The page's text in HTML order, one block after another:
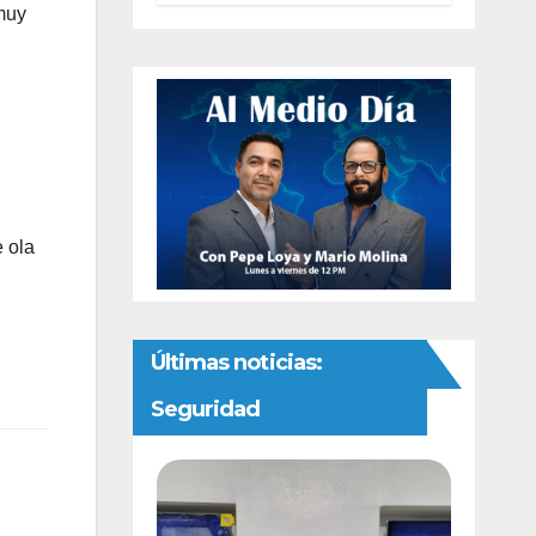
ola
Chihuahua
Últimas noticias:
Seguridad